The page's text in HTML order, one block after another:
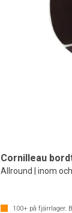
Cornilleau
Allround | inom
100+ på fjärrlager.